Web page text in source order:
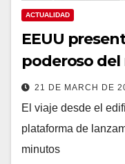
ACTUALIDAD
EEUU
poderoso del
21 DE MARCH DE
El viaje desde el
plataforma de
minutos